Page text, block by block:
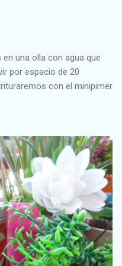
una olla con agua que
por espacio de 20
con el minipimer